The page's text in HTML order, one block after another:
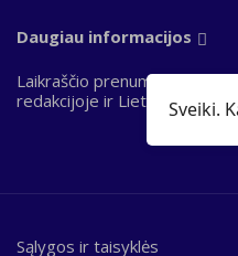
Daugiau informacijos
Laikraščio prenumerata
redakcijoje ir Lietuvos pašto
Bottom
Sąlygos ir taisyklės
Sveiki.